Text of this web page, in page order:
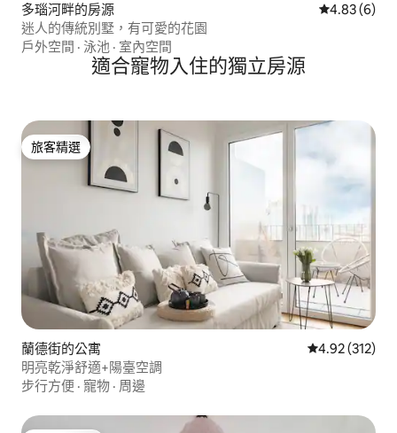
多瑙河畔的房源 從 6 則評價
4.83 (6)
迷人的傳統別墅，有可愛的花園
戶外空間 · 泳池 · 室內空間
適合寵物入住的獨立房源
旅客精選
旅客精選
蘭德街的公寓 從 312 則評價
4.92 (312)
明亮乾淨舒適+陽臺空調
步行方便 · 寵物 · 周邊